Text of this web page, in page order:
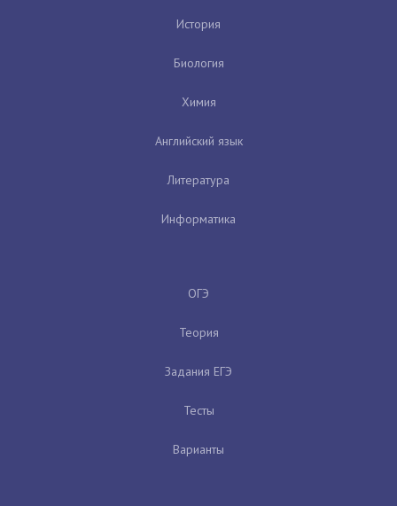
История
Биология
Химия
Английский язык
Литература
Информатика
ОГЭ
Теория
Задания ЕГЭ
Тесты
Варианты